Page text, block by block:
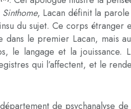
Sinthome, Lacan définit la
du sujet. Ce corps étranger
dans le premier Lacan, mais
le langage et la jouissance.
qui l’affectent, et le
de psychanalyse de